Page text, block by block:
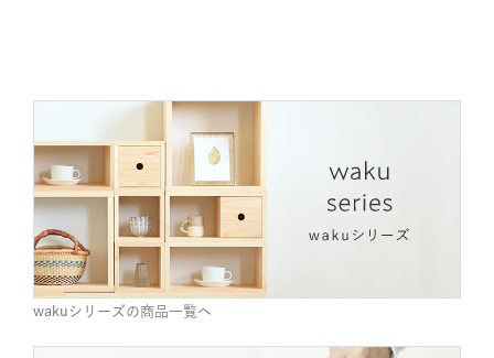
wakuシリーズの商品一覧へ